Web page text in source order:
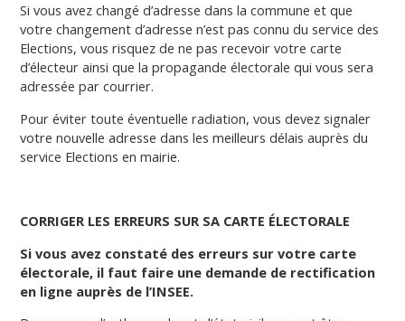
Si vous avez changé d’adresse dans la commune et que
votre changement d’adresse n’est pas connu du service des
Elections, vous risquez de ne pas recevoir votre carte
d’électeur ainsi que la propagande électorale qui vous sera
adressée par courrier.
Pour éviter toute éventuelle radiation, vous devez signaler
votre nouvelle adresse dans les meilleurs délais auprès du
service Elections en mairie.
CORRIGER LES ERREURS SUR SA CARTE ÉLECTORALE
Si vous avez constaté des erreurs sur votre carte
électorale, il faut faire une demande de rectification
en ligne auprès de l’INSEE.